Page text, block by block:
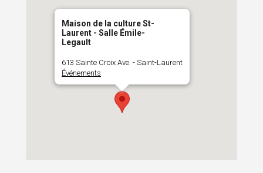
Maison de la culture St-
Laurent - Salle Émile-
Legault
613 Sainte Croix Ave. - Saint-Laurent
Événements